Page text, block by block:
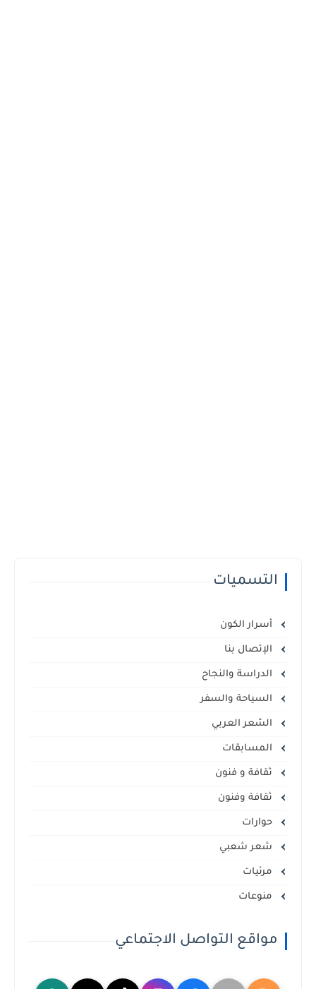
التسميات
أسرار الكون
الإتصال بنا
الدراسة والنجاح
السياحة والسفر
الشعر العربي
المسابقات
ثقافة و فنون
ثقافة وفنون
حوارات
شعر شعبي
مرئيات
منوعات
مواقع التواصل الاجتماعي